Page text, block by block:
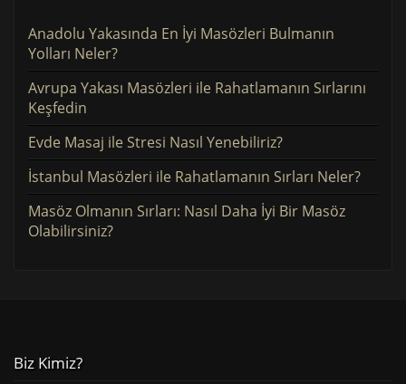
Anadolu Yakasında En İyi Masözleri Bulmanın
Yolları Neler?
Avrupa Yakası Masözleri ile Rahatlamanın Sırlarını
Keşfedin
Evde Masaj ile Stresi Nasıl Yenebiliriz?
İstanbul Masözleri ile Rahatlamanın Sırları Neler?
Masöz Olmanın Sırları: Nasıl Daha İyi Bir Masöz
Olabilirsiniz?
Biz Kimiz?